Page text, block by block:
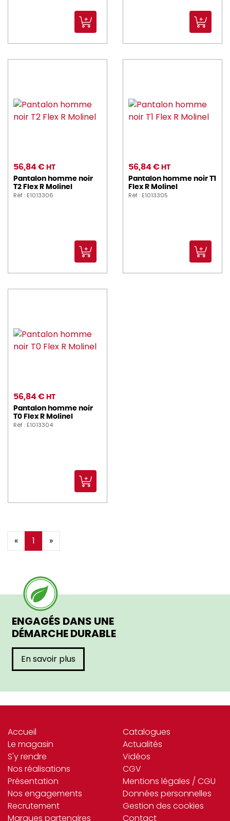
56,84 € HT
Pantalon homme noir
T2 Flex R Molinel
Réf : E1013306
56,84 € HT
Pantalon homme noir T1
Flex R Molinel
Réf : E1013305
56,84 € HT
Pantalon homme noir
T0 Flex R Molinel
Réf : E1013304
« 1 »
ENGAGÉS DANS UNE
DÉMARCHE DURABLE
En savoir plus
Accueil
Le magasin
S'y rendre
Nos réalisations
Présentation
Nos engagements
Recrutement
Marques partenaires
Catalogues
Actualités
Vidéos
CGV
Mentions légales / CGU
Données personnelles
Gestion des cookies
Contact